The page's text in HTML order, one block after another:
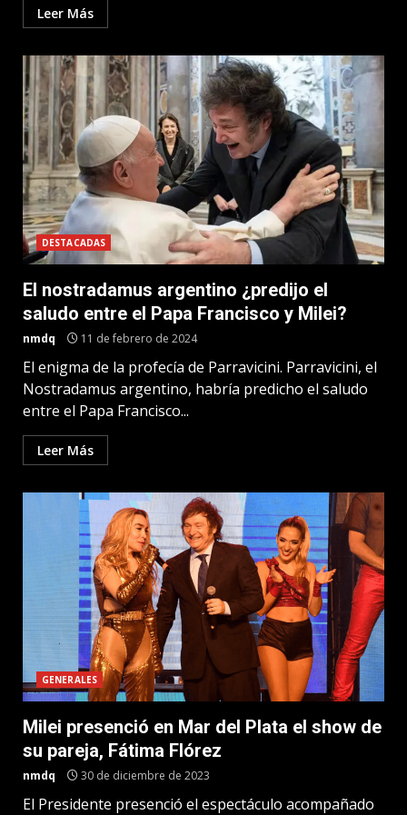
Leer Más
DESTACADAS
El nostradamus argentino ¿predijo el
saludo entre el Papa Francisco y Milei?
nmdq 11 de febrero de 2024
El enigma de la profecía de Parravicini. Parravicini, el
Nostradamus argentino, habría predicho el saludo
entre el Papa Francisco...
Leer Más
GENERALES
Milei presenció en Mar del Plata el show de
su pareja, Fátima Flórez
nmdq 30 de diciembre de 2023
El Presidente presenció el espectáculo acompañado